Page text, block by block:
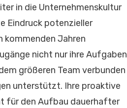
in die Unternehmenskultur
Eindruck potenzieller
kommenden Jahren
nicht nur ihre Aufgaben
größeren Team verbunden
unterstützt. Ihre proaktive
für den Aufbau dauerhafter